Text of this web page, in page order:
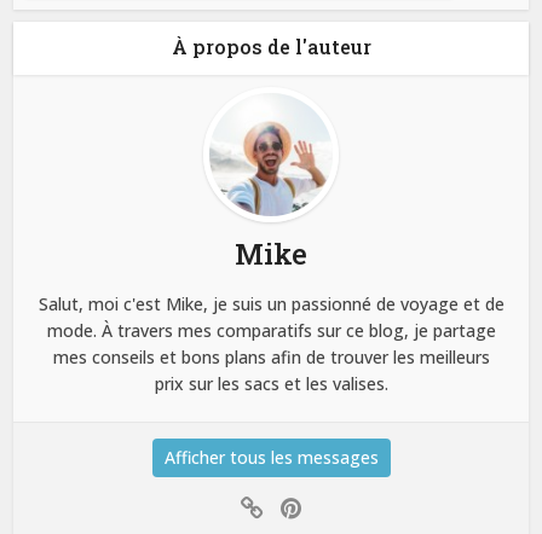
À propos de l'auteur
Mike
Salut, moi c'est Mike, je suis un passionné de voyage et de
mode. À travers mes comparatifs sur ce blog, je partage
mes conseils et bons plans afin de trouver les meilleurs
prix sur les sacs et les valises.
Afficher tous les messages